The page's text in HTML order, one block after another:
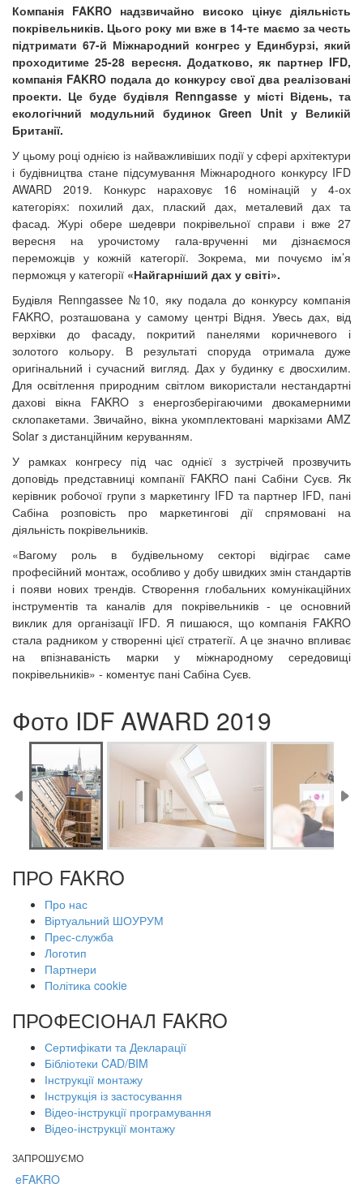
Компанія FAKRO надзвичайно високо цінує діяльність
покрівельників. Цього року ми вже в 14-те маємо за честь
підтримати 67-й Міжнародний конгрес у Единбурзі, який
проходитиме 25-28 вересня. Додатково, як партнер IFD,
компанія FAKRO подала до конкурсу свої два реалізовані
проекти. Це буде будівля Renngasse у місті Відень, та
екологічний модульний будинок Green Unit у Великій
Британії.
У цьому році однією із найважливіших події у сфері архітектури
і будівництва стане підсумування Міжнародного конкурсу IFD
AWARD 2019. Конкурс нараховує 16 номінацій у 4-ох
категоріях: похилий дах, плаский дах, металевий дах та
фасад. Журі обере шедеври покрівельної справи і вже 27
вересня на урочистому гала-врученні ми дізнаємося
переможців у кожній категорії. Зокрема, ми почуємо ім’я
перможця у категорії «Найгарніший дах у світі».
Будівля Renngassee №10, яку подала до конкурсу компанія
FAKRO, розташована у самому центрі Відня. Увесь дах, від
верхівки до фасаду, покритий панелями коричневого і
золотого кольору. В результаті споруда отримала дуже
оригінальний і сучасний вигляд. Дах у будинку є двосхилим.
Для освітлення природним світлом використали нестандартні
дахові вікна FAKRO з енергозберігаючими двокамерними
склопакетами. Звичайно, вікна укомплектовані маркізами AMZ
Solar з дистанційним керуванням.
У рамках конгресу під час однієї з зустрічей прозвучить
доповідь представниці компанії FAKRO пані Сабіни Суєв. Як
керівник робочої групи з маркетингу IFD та партнер IFD, пані
Сабіна розповість про маркетингові дії спрямовані на
діяльність покрівельників.
«Вагому роль в будівельному секторі відіграє саме
професійний монтаж, особливо у добу швидких змін стандартів
і появи нових трендів. Створення глобальних комунікаційних
інструментів та каналів для покрівельників - це основний
виклик для організації IFD. Я пишаюся, що компанія FAKRO
стала радником у створенні цієї стратегії. А це значно впливає
на впізнаваність марки у міжнародному середовищі
покрівельників» - коментує пані Сабіна Суєв.
Фото IDF AWARD 2019
ПРО FAKRO
Про нас
Віртуальний ШОУРУМ
Прес-служба
Логотип
Партнери
Політика cookie
ПРОФЕСІОНАЛ FAKRO
Сертифікати та Декларації
Бібліотеки CAD/BIM
Інструкції монтажу
Інструкція із застосування
Відео-інструкції програмування
Відео-інструкції монтажу
ЗАПРОШУЄМО
eFAKRO